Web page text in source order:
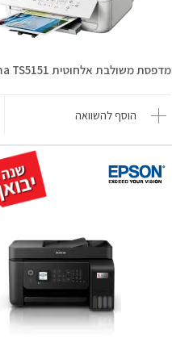
מדפסת משולבת אלחוטית Pixma TS5151
הוסף להשוואה